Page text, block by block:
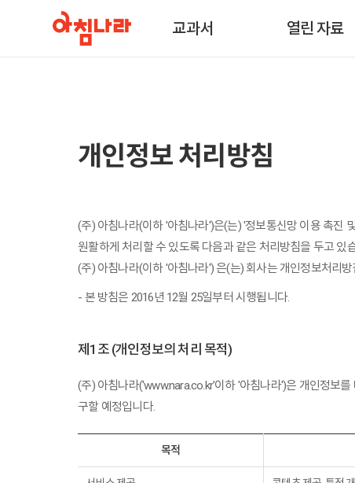
교과서 열린 자료
개인정보 처리방침
(주) 아침나라(이하 '아침나라')은(는) '정보통신망 이용 촉진
원활하게 처리할 수 있도록 다음과 같은 처리방침을 두고 있
(주) 아침나라(이하 '아침나라') 은(는) 회사는 개인정보처리
- 본 방침은 2016년 12월 25일부터 시행됩니다.
제1조 (개인정보의 처리 목적)
(주) 아침나라('www.nara.co.kr'이하 '아침나라')은 개인정보
구할 예정입니다.
목적